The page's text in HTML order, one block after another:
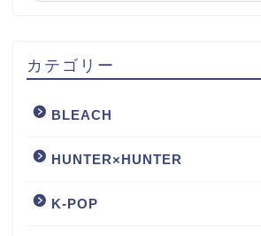
カテゴリー
BLEACH
HUNTER×HUNTER
K-POP